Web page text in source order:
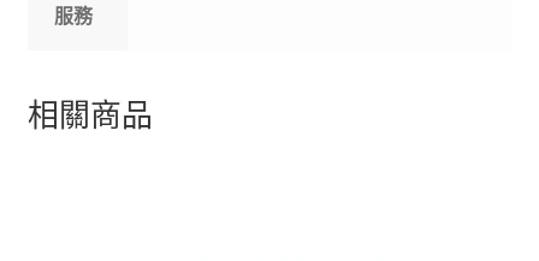
服務
相關商品